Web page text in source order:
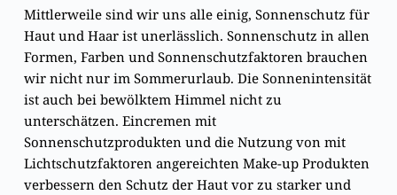
Mittlerweile sind wir uns alle einig, Sonnenschutz für
Haut und Haar ist unerlässlich. Sonnenschutz in allen
Formen, Farben und Sonnenschutzfaktoren brauchen
wir nicht nur im Sommerurlaub. Die Sonnenintensität
ist auch bei bewölktem Himmel nicht zu
unterschätzen. Eincremen mit
Sonnenschutzprodukten und die Nutzung von mit
Lichtschutzfaktoren angereichten Make-up Produkten
verbessern den Schutz der Haut vor zu starker und